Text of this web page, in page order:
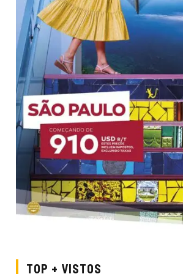
TOP + VISTOS